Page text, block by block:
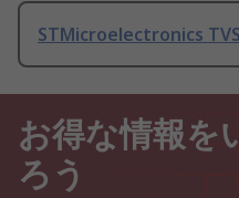
STMicroelectronics
お得な情報を
ろう